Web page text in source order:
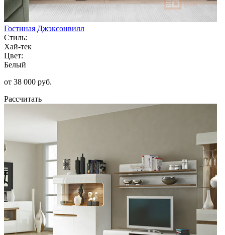
Гостиная Джэксонвилл
Стиль:
Хай-тек
Цвет:
Белый
от 38 000 руб.
Рассчитать